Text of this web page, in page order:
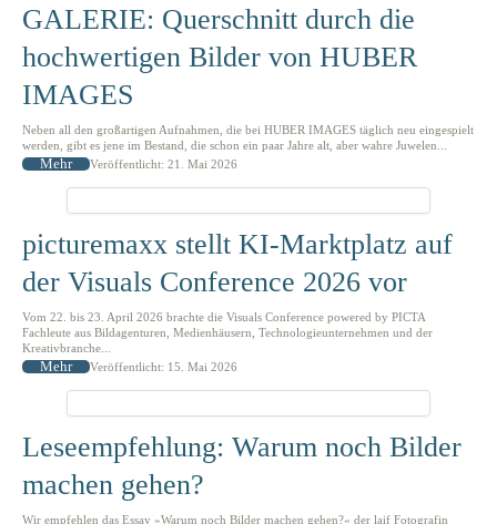
GALERIE: Querschnitt durch die
hochwertigen Bilder von HUBER
IMAGES
Neben all den großartigen Aufnahmen, die bei HUBER IMAGES täglich neu eingespielt
werden, gibt es jene im Bestand, die schon ein paar Jahre alt, aber wahre Juwelen...
Mehr Veröffentlicht: 21. Mai 2026
picturemaxx stellt KI-Marktplatz auf
der Visuals Conference 2026 vor
Vom 22. bis 23. April 2026 brachte die Visuals Conference powered by PICTA
Fachleute aus Bildagenturen, Medienhäusern, Technologieunternehmen und der
Kreativbranche...
Mehr Veröffentlicht: 15. Mai 2026
Leseempfehlung: Warum noch Bilder
machen gehen?
Wir empfehlen das Essay »Warum noch Bilder machen gehen?« der laif Fotografin